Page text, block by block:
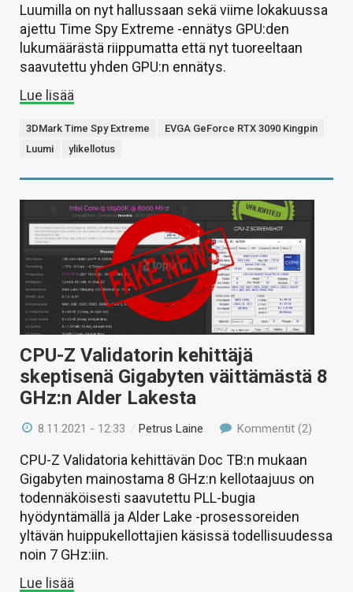
Luumilla on nyt hallussaan sekä viime lokakuussa
ajettu Time Spy Extreme -ennätys GPU:den
lukumäärästä riippumatta että nyt tuoreeltaan
saavutettu yhden GPU:n ennätys.
Lue lisää
3DMark Time Spy Extreme
EVGA GeForce RTX 3090 Kingpin
Luumi
ylikellotus
CPU-Z Validatorin kehittäjä
skeptisenä Gigabyten väittämästä 8
GHz:n Alder Lakesta
8.11.2021 - 12:33 /Petrus Laine Kommentit (2)
CPU-Z Validatoria kehittävän Doc TB:n mukaan
Gigabyten mainostama 8 GHz:n kellotaajuus on
todennäköisesti saavutettu PLL-bugia
hyödyntämällä ja Alder Lake -prosessoreiden
yltävän huippukellottajien käsissä todellisuudessa
noin 7 GHz:iin.
Lue lisää